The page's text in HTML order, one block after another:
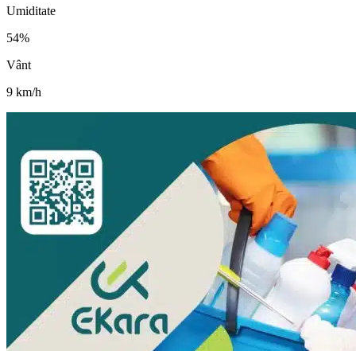
Umiditate
54%
Vânt
9 km/h